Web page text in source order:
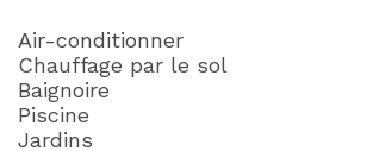
Air-conditionner
Chauffage par le sol
Baignoire
Piscine
Jardins